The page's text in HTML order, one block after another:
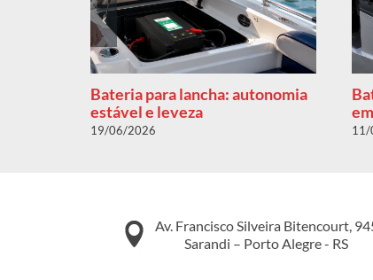
Bateria para lancha: autonomia
estável e leveza
19/06/2026 11/
Av. Francisco Silveira Bitencourt,
Sarandi – Porto Alegre - RS